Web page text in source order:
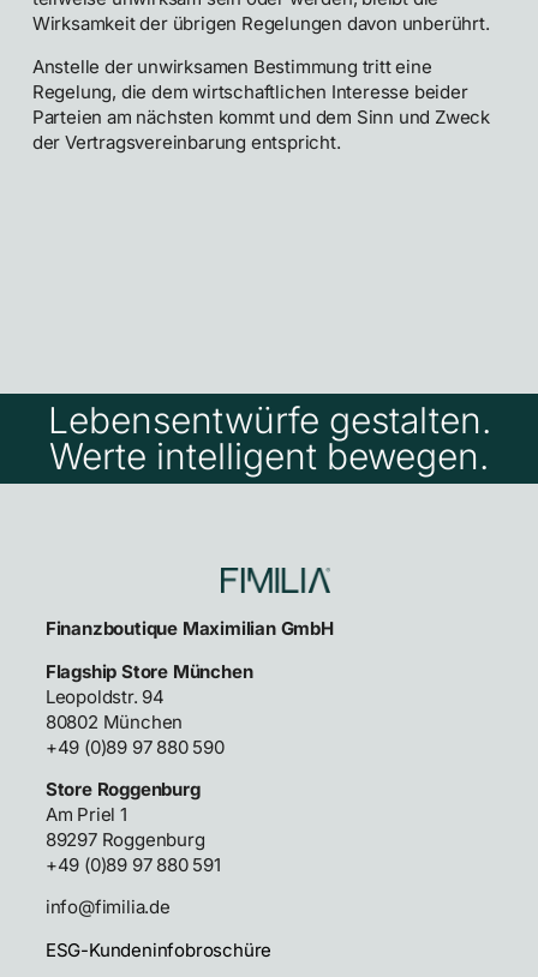
Wirksamkeit der übrigen Regelungen davon unberührt.
Anstelle der unwirksamen Bestimmung tritt eine
Regelung, die dem wirtschaftlichen Interesse beider
Parteien am nächsten kommt und dem Sinn und Zweck
der Vertragsvereinbarung entspricht.
Lebensentwürfe gestalten.
Werte intelligent bewegen.
Finanzboutique Maximilian GmbH
Flagship Store München
Leopoldstr. 94
80802 München
+49 (0)89 97 880 590
Store Roggenburg
Am Priel 1
89297 Roggenburg
+49 (0)89 97 880 591
info@fimilia.de
ESG-Kundeninfobroschüre